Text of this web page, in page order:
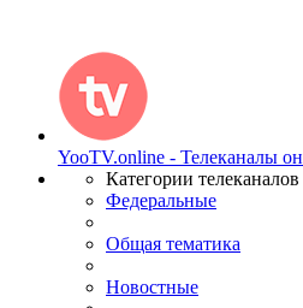
YooTV.online - Телеканалы
Категории телеканалов
Федеральные
Общая тематика
Новостные